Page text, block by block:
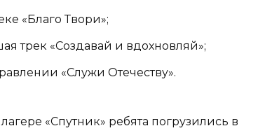
«Благо Твори»;
трек «Создавай и вдохновляй»;
«Служи Отечеству».
«Спутник» ребята погрузились в